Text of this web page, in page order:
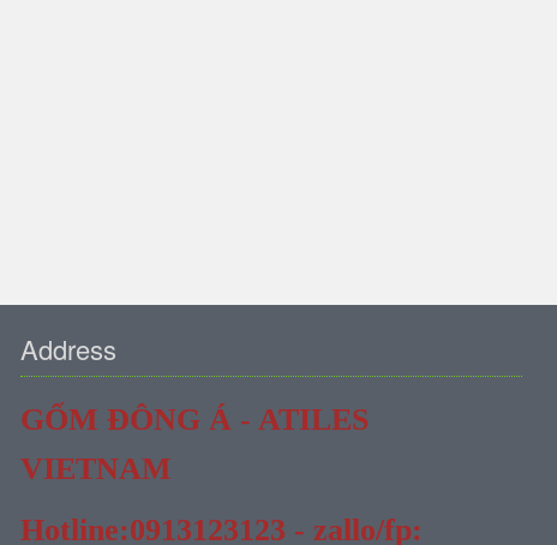
Address
GỐM ĐÔNG Á - ATILES
VIETNAM
Hotline:0913123123 - zallo/fp: